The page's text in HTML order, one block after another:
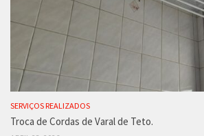
SERVIÇOS REALIZADOS
Troca de Cordas de Varal de Teto.